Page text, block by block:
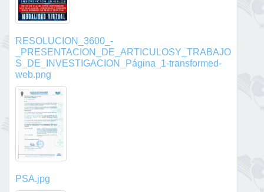
RESOLUCION_3600_-
_PRESENTACION_DE_ARTICULOSY_TRABAJO
S_DE_INVESTIGACION_Página_1-transformed-
web.png
PSA.jpg